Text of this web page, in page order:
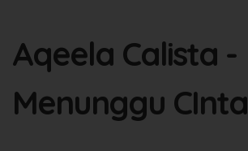
Aqeela Calista -
Menunggu CInta